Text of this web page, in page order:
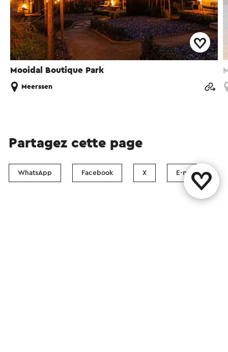
Mooidal Boutique Park
Meerssen
Partagez cette page
WhatsApp Facebook X E-mail